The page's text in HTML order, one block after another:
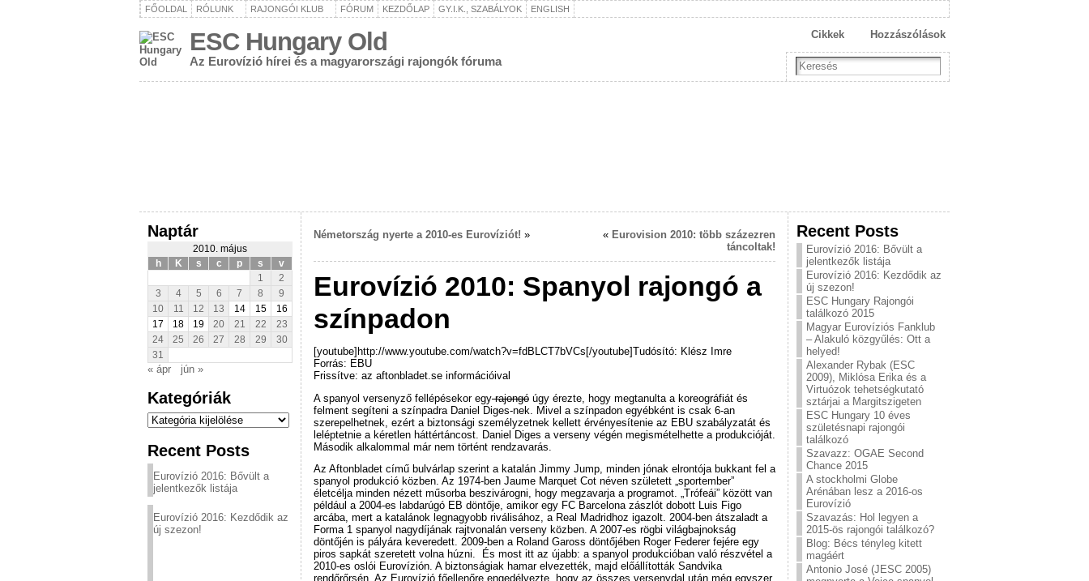
FŐOLDAL RÓLUNK RAJONGÓI KLUB FÓRUM KEZDŐLAP GY.I.K., SZABÁLYOK ENGLISH
ESC Hungary Old
Az Eurovízió hírei és a magyarországi rajongók fóruma
Hozzászólások
Cikkek
Naptár
2010. május
h
K s c p s
v
1
2
3
4 5 6 7 8
9
10
11 12 13 14 15
16
17
18 19 20 21 22
23
24
25 26 27 28 29
30
31
« ápr jún »
Kategóriák
Kategóriák
Recent Posts
Eurovízió 2016: Bővült a
jelentkezők listája
Eurovízió 2016: Kezdődik az
új szezon!
Németország nyerte a 2010-es Eurovíziót! » « Eurovision 2010: több százezren
táncoltak!
Eurovízió 2010: Spanyol rajongó a
színpadon
[youtube]http://www.youtube.com/watch?v=fdBLCT7bVCs[/youtube]Tudósító: Klész Imre
Forrás: EBU
Frissítve: az aftonbladet.se információival
A spanyol versenyző fellépésekor egyrajongó úgy érezte, hogy megtanulta a koreográfiát és
felment segíteni a színpadra Daniel Diges-nek. Mivel a színpadon egyébként is csak 6-an
szerepelhetnek, ezért a biztonsági személyzetnek kellett érvényesítenie az EBU szabályzatát és
leléptetnie a kéretlen háttértáncost. Daniel Diges a verseny végén megismételhette a produkcióját.
Második alkalommal már nem történt rendzavarás.
Az Aftonbladet című bulvárlap szerint a katalán Jimmy Jump, minden jónak elrontója bukkant fel a
spanyol produkció közben. Az 1974-ben Jaume Marquet Cot néven született „sportember”
életcélja minden nézett műsorba beszivárogni, hogy megzavarja a programot. „Trófeái” között van
például a 2004-es labdarúgó EB döntője, amikor egy FC Barcelona zászlót dobott Luis Figo
arcába, mert a katalánok legnagyobb riválisához, a Real Madridhoz igazolt. 2004-ben átszaladt a
Forma 1 spanyol nagydíjának rajtvonalán verseny közben. A 2007-es rögbi világbajnokság
döntőjén is pályára keveredett. 2009-ben a Roland Gaross döntőjében Roger Federer fejére egy
piros sapkát szeretett volna húzni. És most itt az újabb: a spanyol produkcióban való részvétel a
2010-es oslói Eurovízión. A biztonságiak hamar elvezették, majd előállították Sandvika
rendőrőrsén. Az Eurovízió főellenőre engedélyezte, hogy az összes versenydal után még egyszer
Recent Posts
Eurovízió 2016: Bővült a
jelentkezők listája
Eurovízió 2016: Kezdődik az
új szezon!
ESC Hungary Rajongói
találkozó 2015
Magyar Eurovíziós Fanklub
– Alakuló közgyűlés: Ott a
helyed!
Alexander Rybak (ESC
2009), Miklósa Erika és a
Virtuózok tehetségkutató
sztárjai a Margitszigeten
ESC Hungary 10 éves
születésnapi rajongói
találkozó
Szavazz: OGAE Second
Chance 2015
A stockholmi Globe
Arénában lesz a 2016-os
Eurovízió
Szavazás: Hol legyen a
2015-ös rajongói találkozó?
Blog: Bécs tényleg kitett
magáért
Antonio José (JESC 2005)